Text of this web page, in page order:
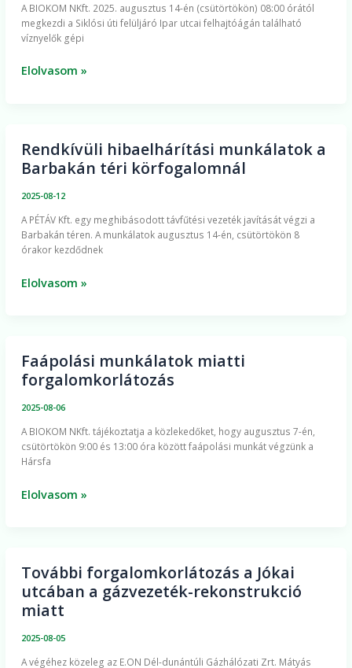
​A BIOKOM NKft. 2025. augusztus 14-én (csütörtökön) 08:00 órától
megkezdi a Siklósi úti felüljáró Ipar utcai felhajtóágán található
víznyelők gépi
víznyelőtisztítás
miatt
Elolvasom »
Rendkívüli hibaelhárítási munkálatok a
Barbakán téri körfogalomnál
2025-08-12
A PÉTÁV Kft. egy meghibásodott távfűtési vezeték javítását végzi a
Barbakán téren. A munkálatok augusztus 14-én, csütörtökön 8
órakor kezdődnek
Rendkívüli
hibaelhárítási
Barbakán
téri
Elolvasom »
Faápolási munkálatok miatti
forgalomkorlátozás
2025-08-06
​A BIOKOM NKft. tájékoztatja a közlekedőket, hogy augusztus 7-én,
csütörtökön 9:00 és 13:00 óra között faápolási munkát végzünk a
Hársfa
Faápolási
munkálatok
Elolvasom »
További forgalomkorlátozás a Jókai
utcában a gázvezeték-rekonstrukció
miatt
2025-08-05
​A végéhez közeleg az E.ON Dél-dunántúli Gázhálózati Zrt. Mátyás
További
forgalomkorlátozás
a